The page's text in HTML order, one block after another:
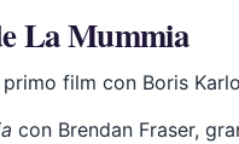
La Mummia
film con Boris
con Brendan Fraser,